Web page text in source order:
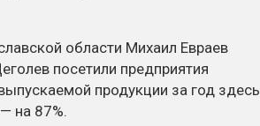
области Михаил Евраев
посетили предприятия
продукции за год здесь
на 87%.